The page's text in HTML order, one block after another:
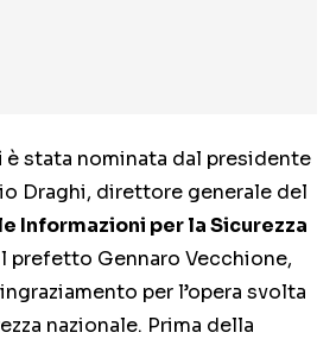
è stata nominata dal presidente
Draghi, direttore generale del
Informazioni per la Sicurezza
prefetto Gennaro Vecchione,
per l’opera svolta
nazionale. Prima della